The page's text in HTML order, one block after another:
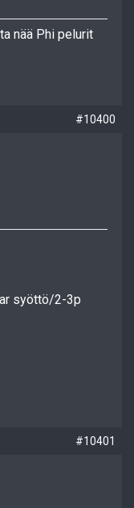
nää Phi pelurit
#10400
syöttö/2-3p
#10401